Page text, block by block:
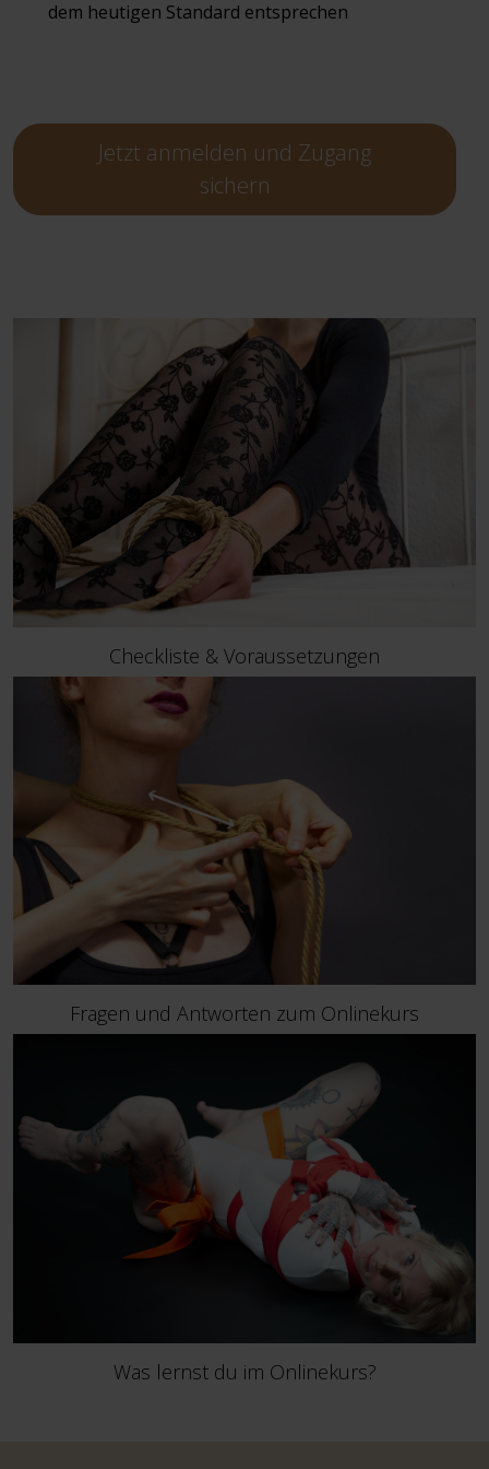
dem heutigen Standard entsprechen
Jetzt anmelden und Zugang
sichern
Checkliste & Voraussetzungen
Fragen und Antworten zum Onlinekurs
Was lernst du im Onlinekurs?